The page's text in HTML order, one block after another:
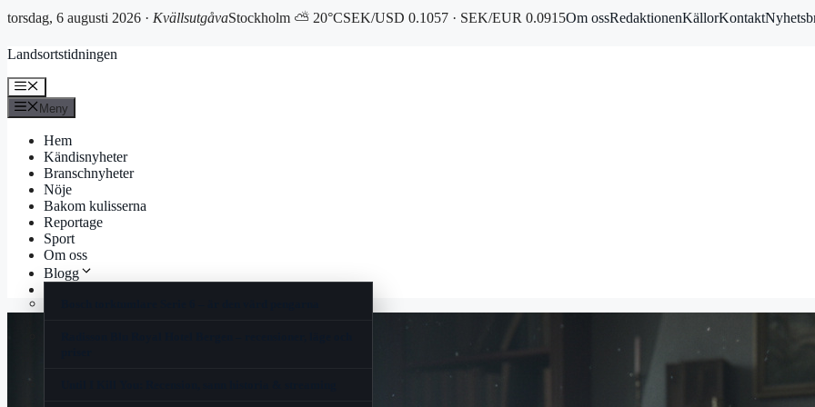
torsdag, 6 augusti 2026 · KvällsutgåvaStockholm ⛅ 20°CSEK/USD 0.1057 · SEK/EUR 0.0915Om ossRedaktionenKällorKontakt
till
Landsortstidningen
Meny
Meny
Hem
Kändisnyheter
Branschnyheter
Nöje
Bakom kulisserna
Reportage
Sport
Om oss
Blogg